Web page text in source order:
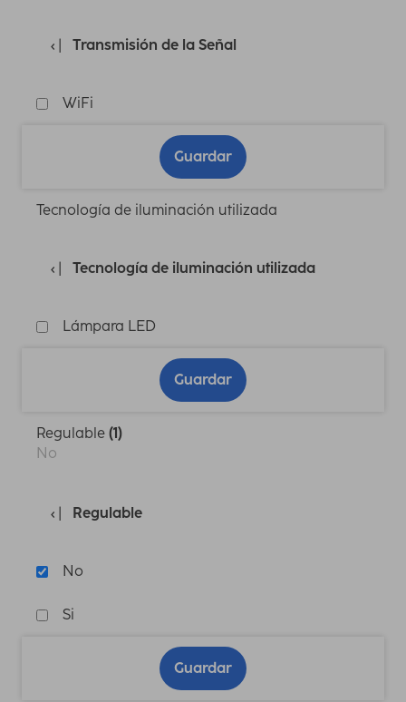
Transmisión de la Señal
WiFi
Guardar
Tecnología de iluminación utilizada
Tecnología de iluminación utilizada
Lámpara LED
Guardar
Regulable (1)
No
Regulable
No
Si
Guardar